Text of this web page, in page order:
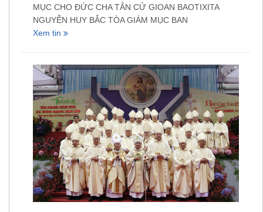
MỤC CHO ĐỨC CHA TÂN CỬ GIOAN BAOTIXITA
NGUYỄN HUY BẮC TÒA GIÁM MỤC BAN
Xem tin